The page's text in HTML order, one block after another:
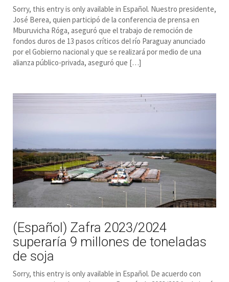
Sorry, this entry is only available in Español. Nuestro presidente,
José Berea, quien participó de la conferencia de prensa en
Mburuvicha Róga, aseguró que el trabajo de remoción de
fondos duros de 13 pasos críticos del río Paraguay anunciado
por el Gobierno nacional y que se realizará por medio de una
alianza público-privada, aseguró que […]
(Español) Zafra 2023/2024
superaría 9 millones de toneladas
de soja
Sorry, this entry is only available in Español. De acuerdo con